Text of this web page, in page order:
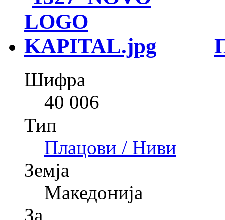
Шифра
40 006
Тип
Плацови / Ниви
Земја
Македонија
За